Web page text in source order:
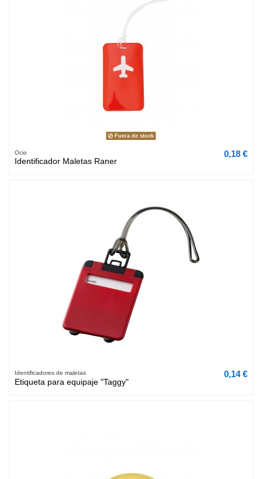
Fuera de stock
Ocio
Identificador Maletas Raner
0,18 €
Identificadores de maletas
Etiqueta para equipaje "Taggy"
0,14 €